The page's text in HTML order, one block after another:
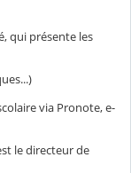
qui présente les
via Pronote, e-
le directeur de